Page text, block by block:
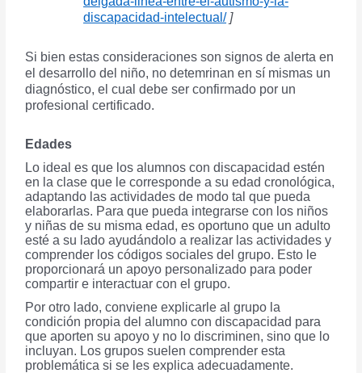
discapacidad-intelectual/ ]
Si bien estas consideraciones son signos de alerta en
el desarrollo del niño, no detemrinan en sí mismas un
diagnóstico, el cual debe ser confirmado por un
profesional certificado.
Edades
Lo ideal es que los alumnos con discapacidad estén
en la clase que le corresponde a su edad cronológica,
adaptando las actividades de modo tal que pueda
elaborarlas. Para que pueda integrarse con los niños
y niñas de su misma edad, es oportuno que un adulto
esté a su lado ayudándolo a realizar las actividades y
comprender los códigos sociales del grupo. Esto le
proporcionará un apoyo personalizado para poder
compartir e interactuar con el grupo.
Por otro lado, conviene explicarle al grupo la
condición propia del alumno con discapacidad para
que aporten su apoyo y no lo discriminen, sino que lo
incluyan. Los grupos suelen comprender esta
problemática si se les explica adecuadamente.